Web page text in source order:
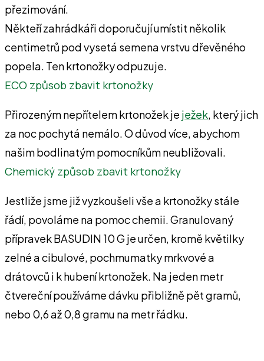
přezimování.
Někteří zahrádkáři doporučují umístit několik
centimetrů pod vysetá semena vrstvu dřevěného
popela. Ten krtonožky odpuzuje.
ECO způsob zbavit krtonožky
Přirozeným nepřítelem krtonožek je ježek , který jich
za noc pochytá nemálo. O důvod více, abychom
našim bodlinatým pomocníkům neubližovali.
Chemický způsob zbavit krtonožky
Jestliže jsme již vyzkoušeli vše a krtonožky stále
řádí, povoláme na pomoc chemii. Granulovaný
přípravek BASUDIN 10 G je určen, kromě květilky
zelné a cibulové, pochmumatky mrkvové a
drátovců i k hubení krtonožek. Na jeden metr
čtvereční používáme dávku přibližně pět gramů,
nebo 0,6 až 0,8 gramu na metr řádku.